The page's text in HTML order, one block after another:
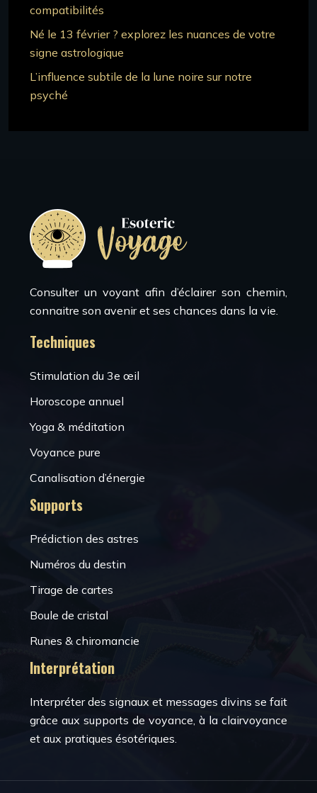
compatibilités
Né le 13 février ? explorez les nuances de votre
signe astrologique
L’influence subtile de la lune noire sur notre
psyché
Consulter un voyant afin d’éclairer son chemin,
connaitre son avenir et ses chances dans la vie.
Techniques
Stimulation du 3e œil
Horoscope annuel
Yoga & méditation
Voyance pure
Canalisation d’énergie
Supports
Prédiction des astres
Numéros du destin
Tirage de cartes
Boule de cristal
Runes & chiromancie
Interprétation
Interpréter des signaux et messages divins se fait
grâce aux supports de voyance, à la clairvoyance
et aux pratiques ésotériques.